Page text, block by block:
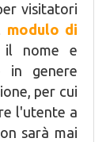
visitatori
modulo di
nome e
in genere
per cui
l'utente a
sarà mai